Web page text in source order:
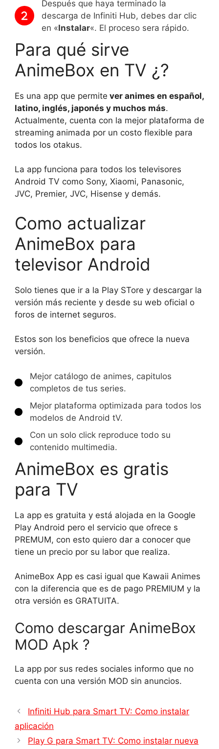
Después que haya terminado la
descarga de Infiniti Hub, debes dar clic
en «Instalar«. El proceso sera rápido.
Para qué sirve
AnimeBox en TV ¿?
Es una app que permite ver animes en español,
latino, inglés, japonés y muchos más.
Actualmente, cuenta con la mejor plataforma de
streaming animada por un costo flexible para
todos los otakus.
La app funciona para todos los televisores
Android TV como Sony, Xiaomi, Panasonic,
JVC, Premier, JVC, Hisense y demás.
Como actualizar
AnimeBox para
televisor Android
Solo tienes que ir a la Play STore y descargar la
versión más reciente y desde su web oficial o
foros de internet seguros.
Estos son los beneficios que ofrece la nueva
versión.
Mejor catálogo de animes, capitulos
completos de tus series.
Mejor plataforma optimizada para todos los
modelos de Android tV.
Con un solo click reproduce todo su
contenido multimedia.
AnimeBox es gratis
para TV
La app es gratuita y está alojada en la Google
Play Android pero el servicio que ofrece s
PREMUM, con esto quiero dar a conocer que
tiene un precio por su labor que realiza.
AnimeBox App es casi igual que Kawaii Animes
con la diferencia que es de pago PREMIUM y la
otra versión es GRATUITA.
Como descargar AnimeBox
MOD Apk ?
La app por sus redes sociales informo que no
cuenta con una versión MOD sin anuncios.
Infiniti Hub para Smart TV: Como instalar
aplicación
Play G para Smart TV: Como instalar nueva